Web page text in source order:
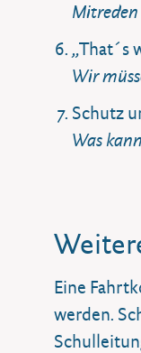
„That´s
Wir
Schutz
Was
Eine
werden.